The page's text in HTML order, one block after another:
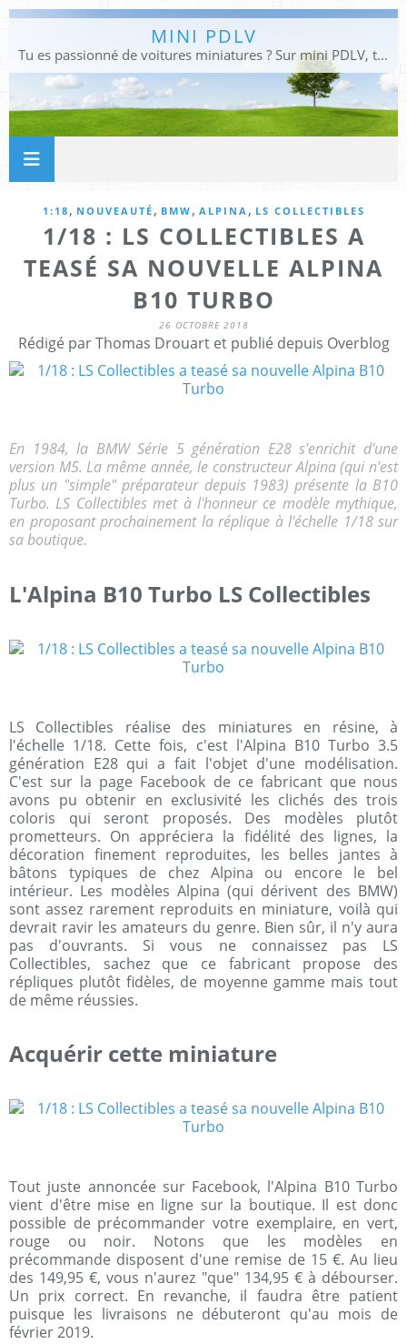
MINI PDLV
Tu es passionné de voitures miniatures ? Sur mini PDLV, tu trouveras les meilleurs bons plans pour acheter des voitures au 1:43, 1:18 ou 1:24. Tu pourras aussi découvrir des modèles de collection sous tous leurs angles. Pour ne rien louper de l'actualité des voitures miniatures, rejoins-nous !
1:18 , NOUVEAUTÉ , BMW , ALPINA , LS COLLECTIBLES
1/18 : LS COLLECTIBLES A
TEASÉ SA NOUVELLE ALPINA
B10 TURBO
26 OCTOBRE 2018
Rédigé par Thomas Drouart et publié depuis Overblog
En 1984, la BMW Série 5 génération E28 s'enrichit d'une
version M5. La même année, le constructeur Alpina (qui n'est
plus un "simple" préparateur depuis 1983) présente la B10
Turbo. LS Collectibles met à l'honneur ce modèle mythique,
en proposant prochainement la réplique à l'échelle 1/18 sur
sa boutique.
L'Alpina B10 Turbo LS Collectibles
LS Collectibles réalise des miniatures en résine, à
l'échelle 1/18. Cette fois, c'est l'Alpina B10 Turbo 3.5
génération E28 qui a fait l'objet d'une modélisation.
C'est sur la page Facebook de ce fabricant que nous
avons pu obtenir en exclusivité les clichés des trois
coloris qui seront proposés. Des modèles plutôt
prometteurs. On appréciera la fidélité des lignes, la
décoration finement reproduites, les belles jantes à
bâtons typiques de chez Alpina ou encore le bel
intérieur. Les modèles Alpina (qui dérivent des BMW)
sont assez rarement reproduits en miniature, voilà qui
devrait ravir les amateurs du genre. Bien sûr, il n'y aura
pas d'ouvrants. Si vous ne connaissez pas LS
Collectibles, sachez que ce fabricant propose des
répliques plutôt fidèles, de moyenne gamme mais tout
de même réussies.
Acquérir cette miniature
Tout juste annoncée sur Facebook, l'Alpina B10 Turbo
vient d'être mise en ligne sur la boutique. Il est donc
possible de précommander votre exemplaire, en vert,
rouge ou noir. Notons que les modèles en
précommande disposent d'une remise de 15 €. Au lieu
des 149,95 €, vous n'aurez "que" 134,95 € à débourser.
Un prix correct. En revanche, il faudra être patient
puisque les livraisons ne débuteront qu'au mois de
février 2019.